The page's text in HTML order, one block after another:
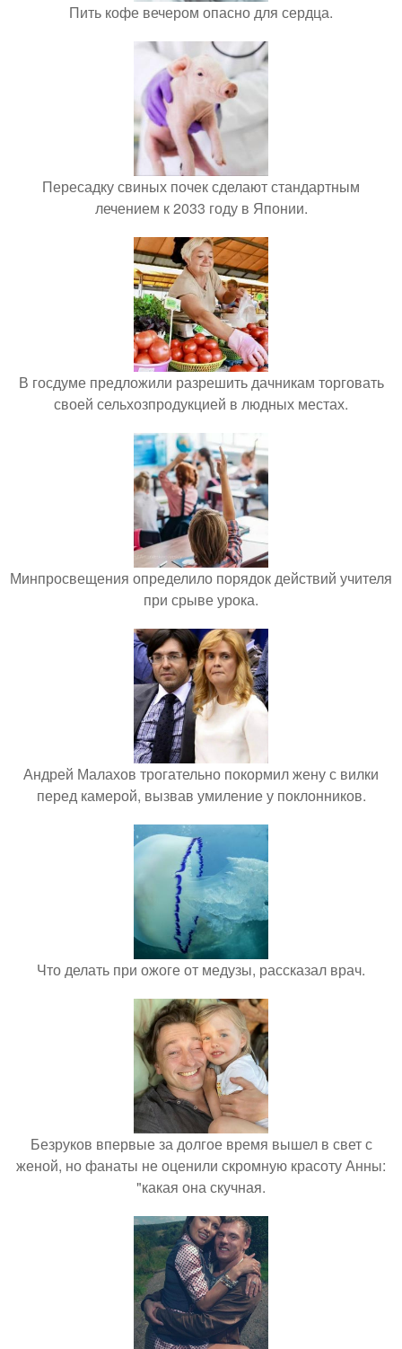
Пить кофе вечером опасно для сердца.
Пересадку свиных почек сделают стандартным
лечением к 2033 году в Японии.
В госдуме предложили разрешить дачникам торговать
своей сельхозпродукцией в людных местах.
Минпросвещения определило порядок действий учителя
при срыве урока.
Андрей Малахов трогательно покормил жену с вилки
перед камерой, вызвав умиление у поклонников.
Что делать при ожоге от медузы, рассказал врач.
Безруков впервые за долгое время вышел в свет с
женой, но фанаты не оценили скромную красоту Анны:
"какая она скучная.